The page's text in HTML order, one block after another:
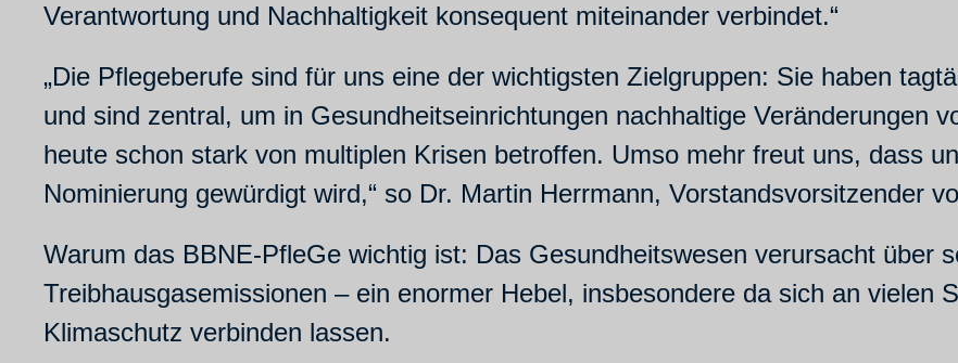
Verantwortung und Nachhaltigkeit konsequent miteinander verbindet.“
„Die Pflegeberufe sind für uns eine der wichtigsten Zielgruppen: Sie haben
und sind zentral, um in Gesundheitseinrichtungen nachhaltige Veränderungen
heute schon stark von multiplen Krisen betroffen. Umso mehr freut uns, dass
Nominierung gewürdigt wird,“ so Dr. Martin Herrmann, Vorstandsvorsitzender
Warum das BBNE-PfleGe wichtig ist: Das Gesundheitswesen verursacht über
Treibhausgasemissionen – ein enormer Hebel, insbesondere da sich an vielen
Klimaschutz verbinden lassen.